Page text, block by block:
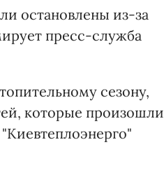
остановлены из-за
пресс-служба
сезону,
которые произошли